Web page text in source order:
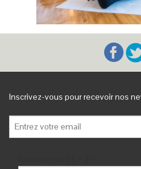
Inscrivez-vous pour recevoir nos